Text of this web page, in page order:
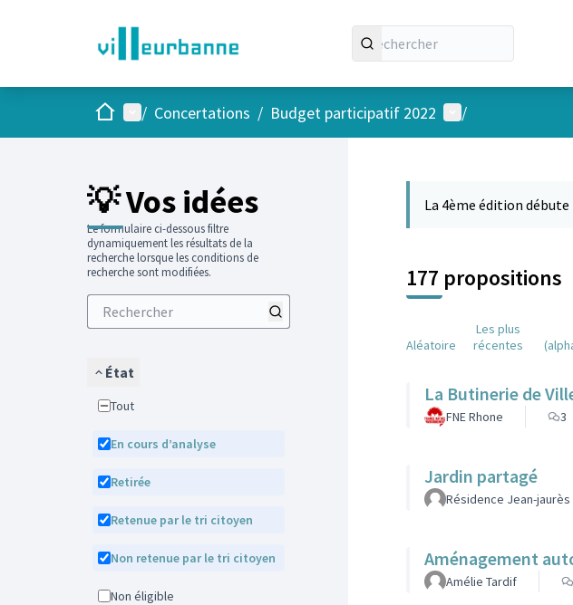
AccueilMenu principal
/ Concertations / Budget participatif 2022 Menu utilisateur
/
💡 Vos idées
Le formulaire ci-dessous filtre
dynamiquement les résultats de la
recherche lorsque les conditions de
recherche sont modifiées.
État
Tout
En cours d’analyse
Retirée
Retenue par le tri citoyen
Non retenue par le tri citoyen
Non éligible
La 4ème édition débute
177 propositions
Aléatoire
Les plus
récentes
La Butinerie de
FNE Rhone 3
Jardin partagé
Résidence Jean-jaurès
Aménagement
Amélie Tardif